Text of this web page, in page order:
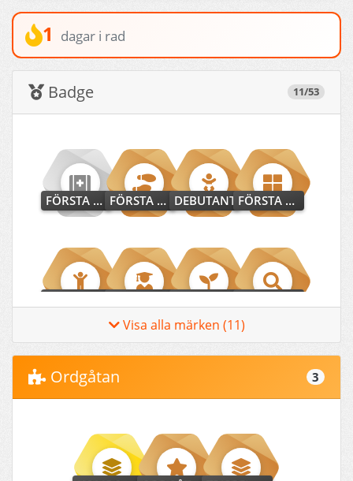
1 dagar i rad
Badge 11/53
FÖRSTA HJÄLPAREN FÖRSTA STEGET DEBUTANT FÖRSTA WEBBKRYSSET
UPPMÄRKSAM SÖKARE FALKÖGA SNABB SÖKARE
Visa alla märken (11)
Ordgåtan 3